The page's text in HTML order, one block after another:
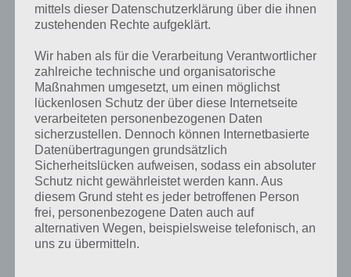
Cartoon
4 Bilder 1 Wort, doch welche Bedeutung hat dieses eigentlich und
was gibt es dazu zu wissen? Passt das Wort auch zu Farbenfrohe
Welt? Zu bestimmten Lösungen präsentieren wir daher auch immer
eine kurze Begriffserklärung!
Zu Cartoon haben wir zunächst keine weiteren Informationen parat!
Auf WhatsApp teilen Teilen auf Facebook
mittels dieser Datenschutzerklärung über die ihnen
zustehenden Rechte aufgeklärt.
Wir haben als für die Verarbeitung Verantwortlicher
zahlreiche technische und organisatorische
Maßnahmen umgesetzt, um einen möglichst
lückenlosen Schutz der über diese Internetseite
verarbeiteten personenbezogenen Daten
sicherzustellen. Dennoch können Internetbasierte
Datenübertragungen grundsätzlich
Sicherheitslücken aufweisen, sodass ein absoluter
Schutz nicht gewährleistet werden kann. Aus
diesem Grund steht es jeder betroffenen Person
frei, personenbezogene Daten auch auf
alternativen Wegen, beispielsweise telefonisch, an
uns zu übermitteln.